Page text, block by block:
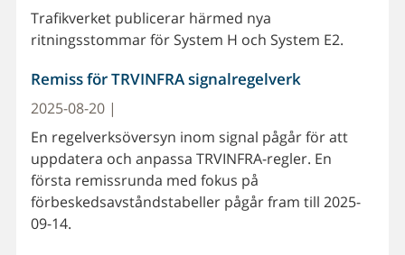
Trafikverket publicerar härmed nya
ritningsstommar för System H och System E2.
Remiss för TRVINFRA signalregelverk
2025-08-20 |
En regelverksöversyn inom signal pågår för att
uppdatera och anpassa TRVINFRA-regler. En
första remissrunda med fokus på
förbeskedsavståndstabeller pågår fram till 2025-
09-14.